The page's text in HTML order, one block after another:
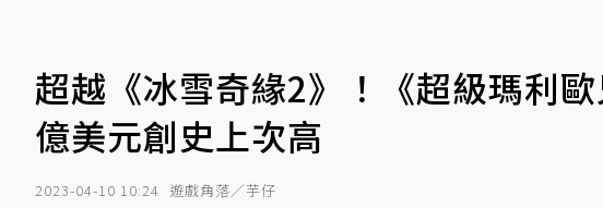
超越《冰雪奇緣2》！《超級瑪利
億美元創史上次高
2023-04-10 10:24 遊戲角落／芋仔